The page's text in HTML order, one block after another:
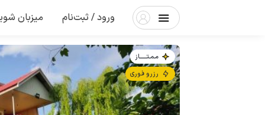
ورود / ثبت‌نام میزبان
مـمـتــــــاز
رزرو فوری